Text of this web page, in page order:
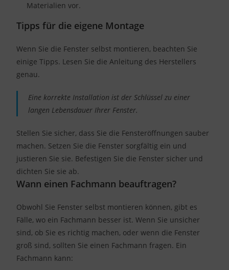
Materialien vor.
Tipps für die eigene Montage
Wenn Sie die Fenster selbst montieren, beachten Sie
einige Tipps. Lesen Sie die Anleitung des Herstellers
genau.
Eine korrekte Installation ist der Schlüssel zu einer
langen Lebensdauer Ihrer Fenster.
Stellen Sie sicher, dass Sie die Fensteröffnungen sauber
machen. Setzen Sie die Fenster sorgfältig ein und
justieren Sie sie. Befestigen Sie die Fenster sicher und
dichten Sie sie ab.
Wann einen Fachmann beauftragen?
Obwohl Sie Fenster selbst montieren können, gibt es
Fälle, wo ein Fachmann besser ist. Wenn Sie unsicher
sind, ob Sie es richtig machen, oder wenn die Fenster
groß sind, sollten Sie einen Fachmann fragen. Ein
Fachmann kann: